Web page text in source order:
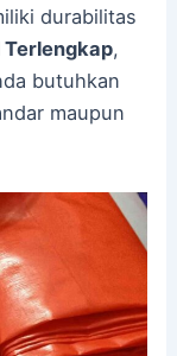
durabilitas
Terlengkap,
butuhkan
maupun